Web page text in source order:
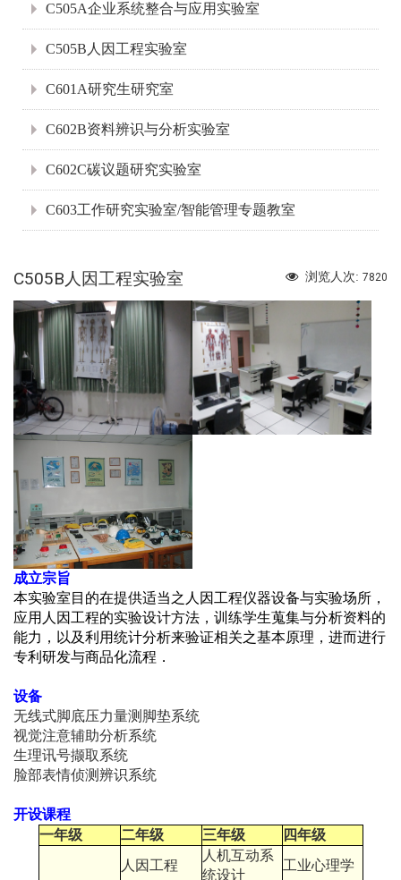
C505A企业系统整合与应用实验室
C505B人因工程实验室
C601A研究生研究室
C602B资料辨识与分析实验室
C602C碳议题研究实验室
C603工作研究实验室/智能管理专题教室
浏览人次: 7820
C505B人因工程实验室
成立宗旨
本实验室目的在提供适当之人因工程仪器设备与实验场所，
应用人因工程的实验设计方法，训练学生蒐集与分析资料的
能力，以及利用统计分析来验证相关之基本原理，进而进行
专利研发与商品化流程．
设备
无线式脚底压力量测脚垫系统
视觉注意辅助分析系统
生理讯号撷取系统
脸部表情侦测辨识系统
开设课程
一年级
二年级 三年级
四年级
人因工程
人机互动系
统设计
工业心理学